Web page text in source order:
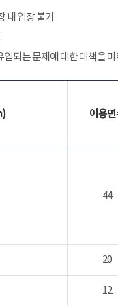
내 입장 불가
되는 문제에 대한 대책을
이용면
44
20
12